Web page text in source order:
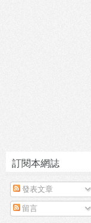
訂閱本網誌
發表文章
留言